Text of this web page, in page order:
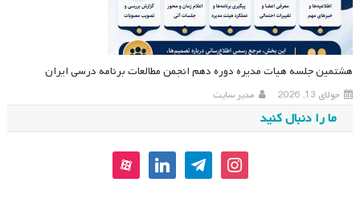
هشتمین جلسه هیات مدیره دوره دهم انجمن مطالعات برنامه درسی ایران
جولای 13, 2026 مدیر سایت
ما را دنبال کنید
instagram
telegram
linkedin
aparat